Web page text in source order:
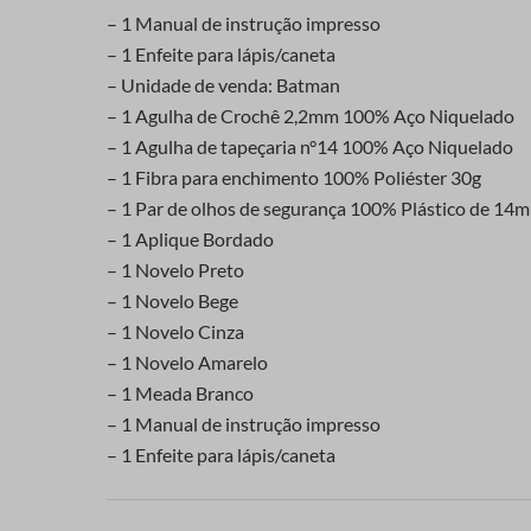
– 1 Manual de instrução impresso
– 1 Enfeite para lápis/caneta
– Unidade de venda: Batman
– 1 Agulha de Crochê 2,2mm 100% Aço Niquelado
– 1 Agulha de tapeçaria n°14 100% Aço Niquelado
– 1 Fibra para enchimento 100% Poliéster 30g
– 1 Par de olhos de segurança 100% Plástico de
– 1 Aplique Bordado
– 1 Novelo Preto
– 1 Novelo Bege
– 1 Novelo Cinza
– 1 Novelo Amarelo
– 1 Meada Branco
– 1 Manual de instrução impresso
– 1 Enfeite para lápis/caneta